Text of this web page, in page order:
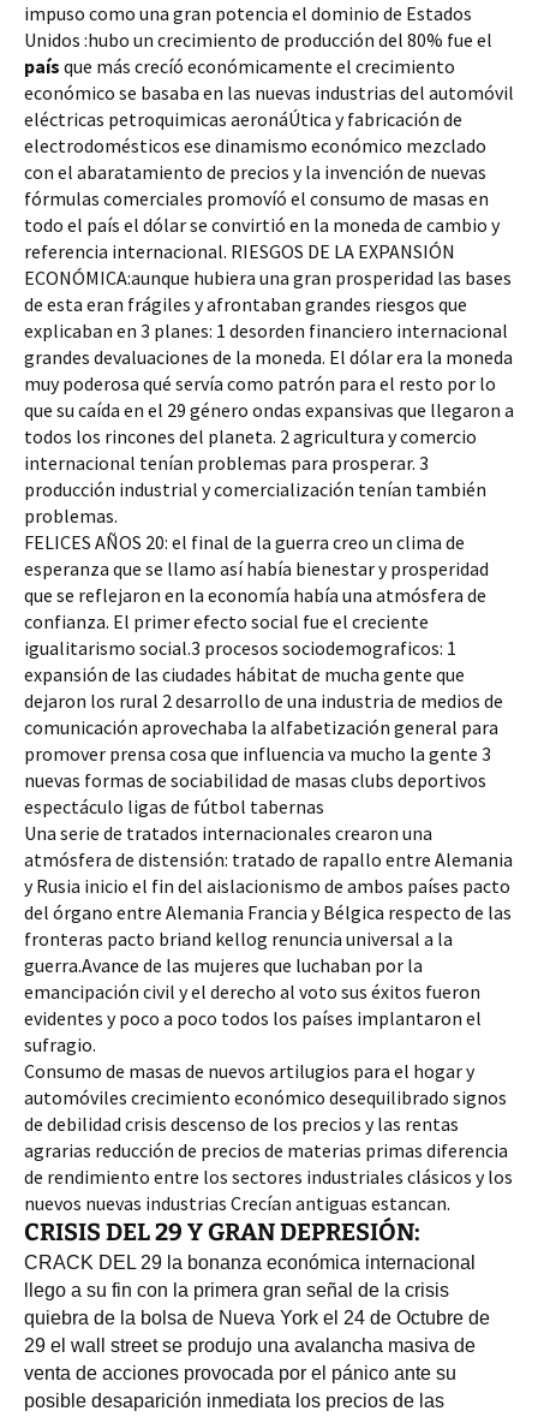
impuso como una gran potencia el dominio de Estados
Unidos :hubo un crecimiento de producción del 80% fue el
país que más crecíó económicamente el crecimiento
económico se basaba en las nuevas industrias del automóvil
eléctricas petroquimicas aeronáÚtica y fabricación de
electrodomésticos ese dinamismo económico mezclado
con el abaratamiento de precios y la invención de nuevas
fórmulas comerciales promovíó el consumo de masas en
todo el país el dólar se convirtió en la moneda de cambio y
referencia internacional. RIESGOS DE LA EXPANSIÓN
ECONÓMICA:aunque hubiera una gran prosperidad las bases
de esta eran frágiles y afrontaban grandes riesgos que
explicaban en 3 planes: 1 desorden financiero internacional
grandes devaluaciones de la moneda. El dólar era la moneda
muy poderosa qué servía como patrón para el resto por lo
que su caída en el 29 género ondas expansivas que llegaron a
todos los rincones del planeta. 2 agricultura y comercio
internacional tenían problemas para prosperar. 3
producción industrial y comercialización tenían también
problemas.
FELICES AÑOS 20: el final de la guerra creo un clima de
esperanza que se llamo así había bienestar y prosperidad
que se reflejaron en la economía había una atmósfera de
confianza. El primer efecto social fue el creciente
igualitarismo social.3 procesos sociodemograficos: 1
expansión de las ciudades hábitat de mucha gente que
dejaron los rural 2 desarrollo de una industria de medios de
comunicación aprovechaba la alfabetización general para
promover prensa cosa que influencia va mucho la gente 3
nuevas formas de sociabilidad de masas clubs deportivos
espectáculo ligas de fútbol tabernas
Una serie de tratados internacionales crearon una
atmósfera de distensión: tratado de rapallo entre Alemania
y Rusia inicio el fin del aislacionismo de ambos países pacto
del órgano entre Alemania Francia y Bélgica respecto de las
fronteras pacto briand kellog renuncia universal a la
guerra.Avance de las mujeres que luchaban por la
emancipación civil y el derecho al voto sus éxitos fueron
evidentes y poco a poco todos los países implantaron el
sufragio.
Consumo de masas de nuevos artilugios para el hogar y
automóviles crecimiento económico desequilibrado signos
de debilidad crisis descenso de los precios y las rentas
agrarias reducción de precios de materias primas diferencia
de rendimiento entre los sectores industriales clásicos y los
nuevos nuevas industrias Crecían antiguas estancan.
CRISIS DEL 29 Y GRAN DEPRESIÓN:
CRACK DEL 29 la bonanza económica internacional
llego a su fin con la primera gran señal de la crisis
quiebra de la bolsa de Nueva York el 24 de Octubre de
29 el wall street se produjo una avalancha masiva de
venta de acciones provocada por el pánico ante su
posible desaparición inmediata los precios de las